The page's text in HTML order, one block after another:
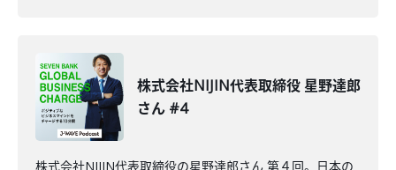
株式会社NIJIN代表取締役 星野達郎
さん #4
株式会社NIJIN代表取締役の星野達郎さん 第４回。日本の